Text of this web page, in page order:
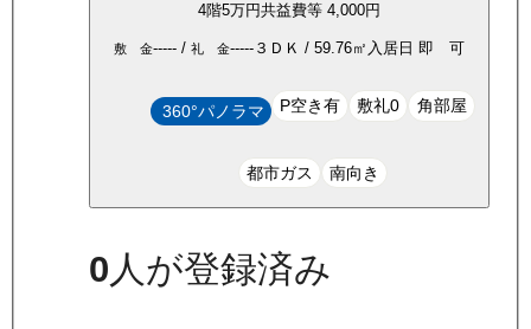
4階5万円共益費等 4,000円
敷 金----- / 礼 金----- ３ＤＫ / 59.76㎡ 入居日 即 可
360°パノラマ P空き有 敷礼0 角部屋
都市ガス 南向き
0 人が登録済み